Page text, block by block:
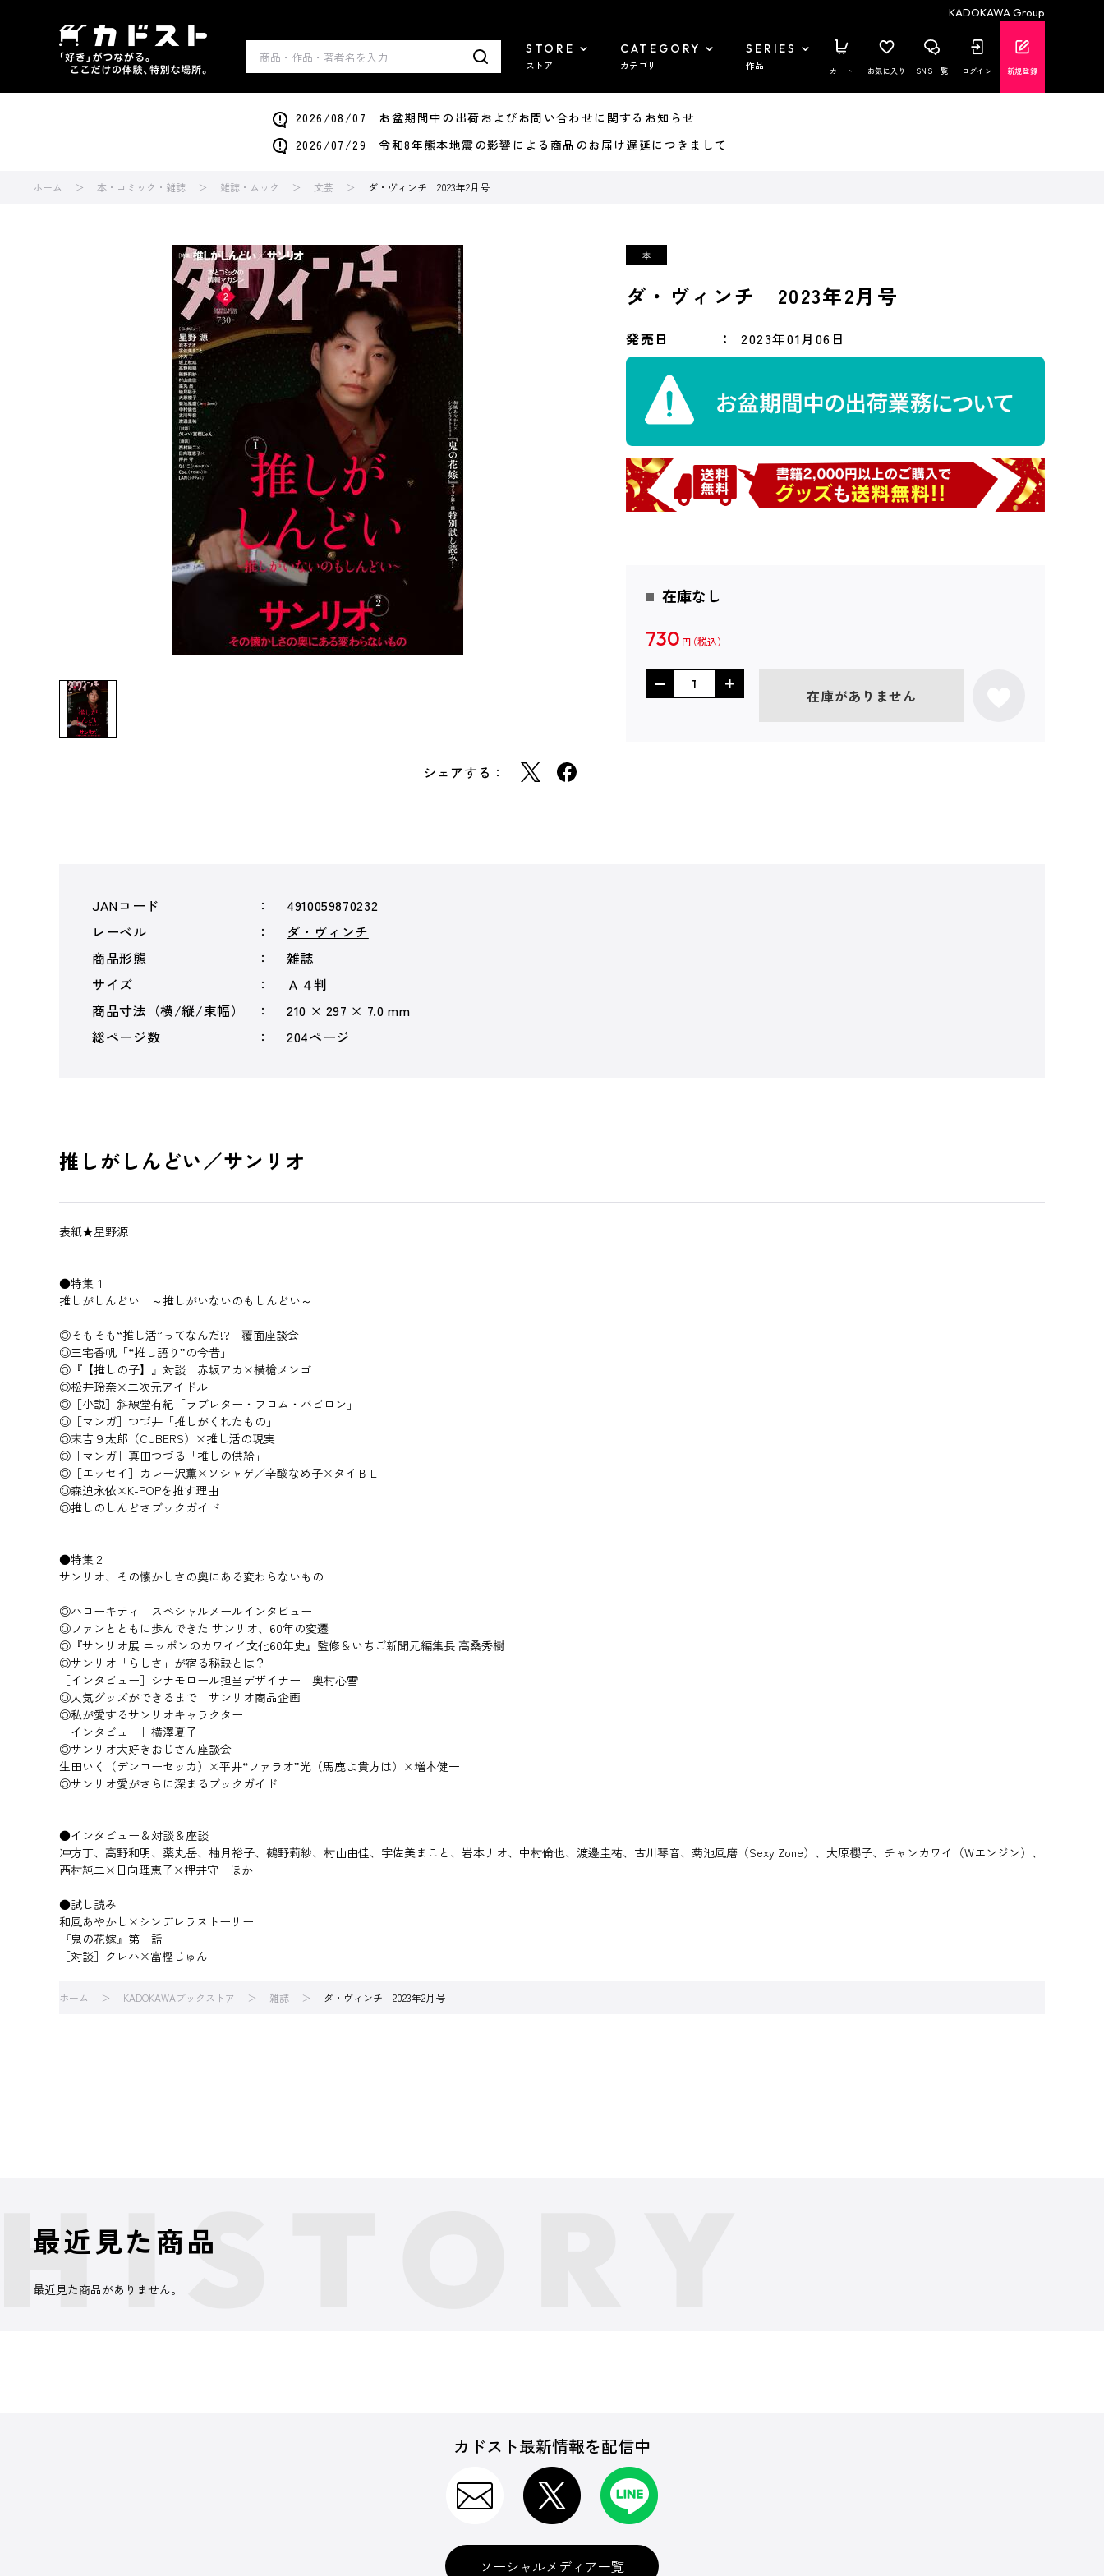
KADOKAWA Group
STORE
ストア
CATEGORY
カテゴリ
SERIES
作品 カート お気に入り SNS一覧 ログイン 新規登録
2026/08/07 お盆期間中の出荷およびお問い合わせに関するお知らせ
2026/07/29 令和8年熊本地震の影響による商品のお届け遅延につきまして
ホーム 本・コミック・雑誌 雑誌・ムック 文芸 ダ・ヴィンチ 2023年2月号
シェアする：
ダ・ヴィンチ 2023年2月号
発売日 2023年01月06日
在庫なし
730 円
在庫がありません
JANコード
4910059870232
レーベル
ダ・ヴィンチ
商品形態
雑誌
サイズ
Ａ４判
商品寸法（横/縦/束幅）
210 × 297 × 7.0 mm
総ページ数
204ページ
推しがしんどい／サンリオ
表紙★星野源
●特集１
推しがしんどい ～推しがいないのもしんどい～
◎そもそも“推し活”ってなんだ!? 覆面座談会
◎三宅香帆「“推し語り”の今昔」
◎『【推しの子】』対談 赤坂アカ×横槍メンゴ
◎松井玲奈×二次元アイドル
◎［小説］斜線堂有紀「ラブレター・フロム・バビロン」
◎［マンガ］つづ井「推しがくれたもの」
◎末吉９太郎（CUBERS）×推し活の現実
◎［マンガ］真田つづる「推しの供給」
◎［エッセイ］カレー沢薫×ソシャゲ／辛酸なめ子×タイＢＬ
◎森迫永依×K-POPを推す理由
◎推しのしんどさブックガイド
●特集２
サンリオ、その懐かしさの奥にある変わらないもの
◎ハローキティ スペシャルメールインタビュー
◎ファンとともに歩んできた サンリオ、60年の変遷
◎『サンリオ展 ニッポンのカワイイ文化60年史』監修＆いちご新聞元編集長 高桑秀樹
◎サンリオ「らしさ」が宿る秘訣とは？
［インタビュー］シナモロール担当デザイナー 奥村心雪
◎人気グッズができるまで サンリオ商品企画
◎私が愛するサンリオキャラクター
［インタビュー］横澤夏子
◎サンリオ大好きおじさん座談会
生田いく（デンコーセッカ）×平井“ファラオ”光（馬鹿よ貴方は）×増本健一
◎サンリオ愛がさらに深まるブックガイド
●インタビュー＆対談＆座談
冲方丁、高野和明、薬丸岳、柚月裕子、鵺野莉紗、村山由佳、宇佐美まこと、岩本ナオ、中村倫也、渡邊圭祐、古川琴音、菊池風磨（Sexy Zone）、大原櫻子、チャンカワイ（Wエンジン）、
西村純二×日向理恵子×押井守 ほか
●試し読み
和風あやかし×シンデレラストーリー
『鬼の花嫁』第一話
［対談］クレハ×富樫じゅん
ホーム KADOKAWAブックストア 雑誌 ダ・ヴィンチ 2023年2月号
最近見た商品
最近見た商品がありません。
カドスト最新情報を配信中
ソーシャルメディア一覧